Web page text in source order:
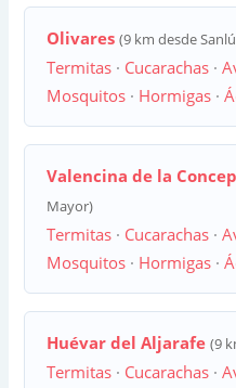
Olivares (9 km desde
Termitas · Cucarachas ·
Mosquitos · Hormigas ·
Valencina de la
Mayor)
Termitas · Cucarachas ·
Mosquitos · Hormigas ·
Huévar del Aljarafe (9
Termitas · Cucarachas ·